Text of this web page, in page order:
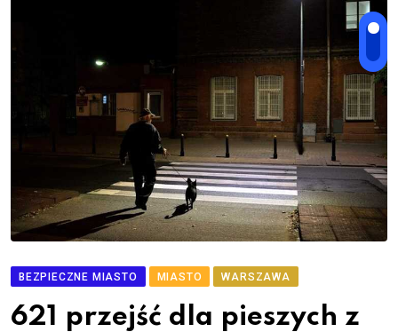
BEZPIECZNE MIASTO MIASTO WARSZAWA
621 przejść dla pieszych z